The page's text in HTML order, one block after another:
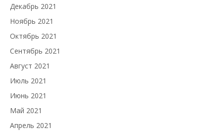
Декабрь 2021
Ноябрь 2021
Октябрь 2021
Сентябрь 2021
Август 2021
Июль 2021
Июнь 2021
Май 2021
Апрель 2021